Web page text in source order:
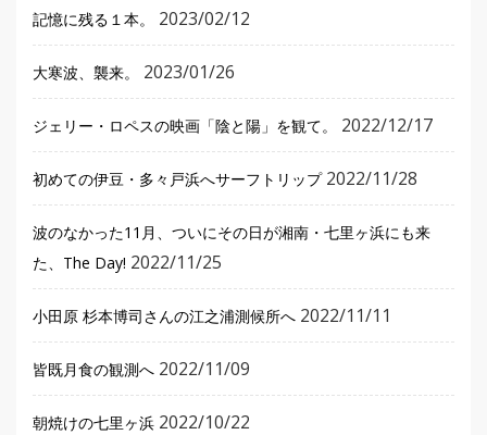
記憶に残る１本。 2023/02/12
大寒波、襲来。 2023/01/26
ジェリー・ロペスの映画「陰と陽」を観て。 2022/12/17
初めての伊豆・多々戸浜へサーフトリップ 2022/11/28
波のなかった11月、ついにその日が湘南・七里ヶ浜にも来
た、The Day! 2022/11/25
小田原 杉本博司さんの江之浦測候所へ 2022/11/11
皆既月食の観測へ 2022/11/09
朝焼けの七里ヶ浜 2022/10/22